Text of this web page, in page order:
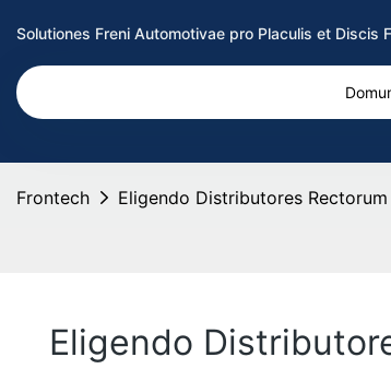
Solutiones Freni Automotivae pro Placulis et Discis
Frontech Eligendo Distributores
Eligendo